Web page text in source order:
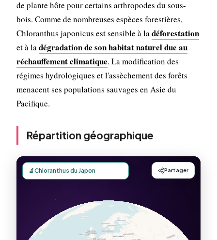
de plante hôte pour certains arthropodes du sous-
bois. Comme de nombreuses espèces forestières,
Chloranthus japonicus est sensible à ladéforestation
et à ladégradation de son habitat naturel due au
réchauffement climatique. La modification des
régimes hydrologiques et l'assèchement des forêts
menacent ses populations sauvages en Asie du
Pacifique.
Répartition géographique